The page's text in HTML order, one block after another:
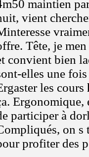
maintien
vient
Tête, je
convient bien
elles une
les cours
participer à
on s
profiter des